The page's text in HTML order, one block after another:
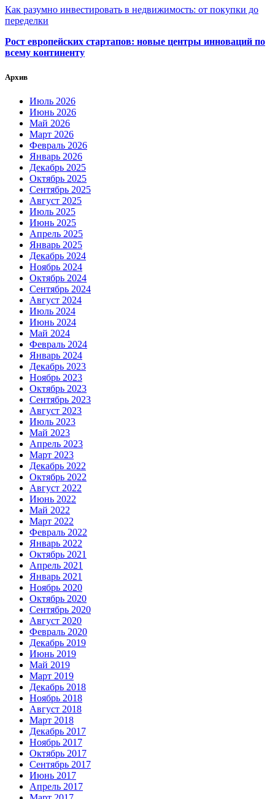
Как разумно инвестировать в недвижимость: от покупки до
переделки
Рост европейских стартапов: новые центры инноваций по
всему континенту
Архив
Июль 2026
Июнь 2026
Май 2026
Март 2026
Февраль 2026
Январь 2026
Декабрь 2025
Октябрь 2025
Сентябрь 2025
Август 2025
Июль 2025
Июнь 2025
Апрель 2025
Январь 2025
Декабрь 2024
Ноябрь 2024
Октябрь 2024
Сентябрь 2024
Август 2024
Июль 2024
Июнь 2024
Май 2024
Февраль 2024
Январь 2024
Декабрь 2023
Ноябрь 2023
Октябрь 2023
Сентябрь 2023
Август 2023
Июль 2023
Май 2023
Апрель 2023
Март 2023
Декабрь 2022
Октябрь 2022
Август 2022
Июнь 2022
Май 2022
Март 2022
Февраль 2022
Январь 2022
Октябрь 2021
Апрель 2021
Январь 2021
Ноябрь 2020
Октябрь 2020
Сентябрь 2020
Август 2020
Февраль 2020
Декабрь 2019
Июнь 2019
Май 2019
Март 2019
Декабрь 2018
Ноябрь 2018
Август 2018
Март 2018
Декабрь 2017
Ноябрь 2017
Октябрь 2017
Сентябрь 2017
Июнь 2017
Апрель 2017